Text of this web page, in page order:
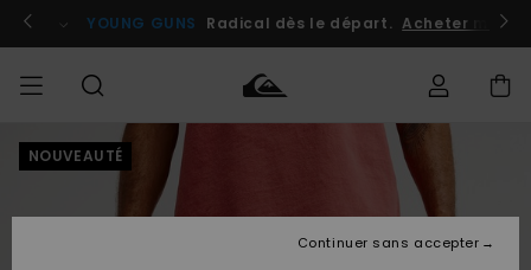
l'information
le
Se connecter / s'inscrire
YOUNG GUNS Radical dès le départ. Acheter
HOMME Vêtements
Vêtements
Shop
Surf
Shop
Homme
Snow
Shop
Homme
Outlet
Homme
Accéder à
ma
commande
NOUVEAUTÉ
Continuer sans accepter